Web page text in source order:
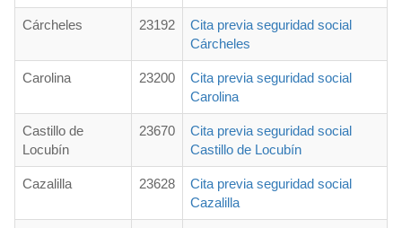
Cárcheles 23192
Cita previa seguridad social
Cárcheles
Carolina 23200
Cita previa seguridad social
Carolina
Castillo de
Locubín
23670
Cita previa seguridad social
Castillo de Locubín
Cazalilla 23628
Cita previa seguridad social
Cazalilla